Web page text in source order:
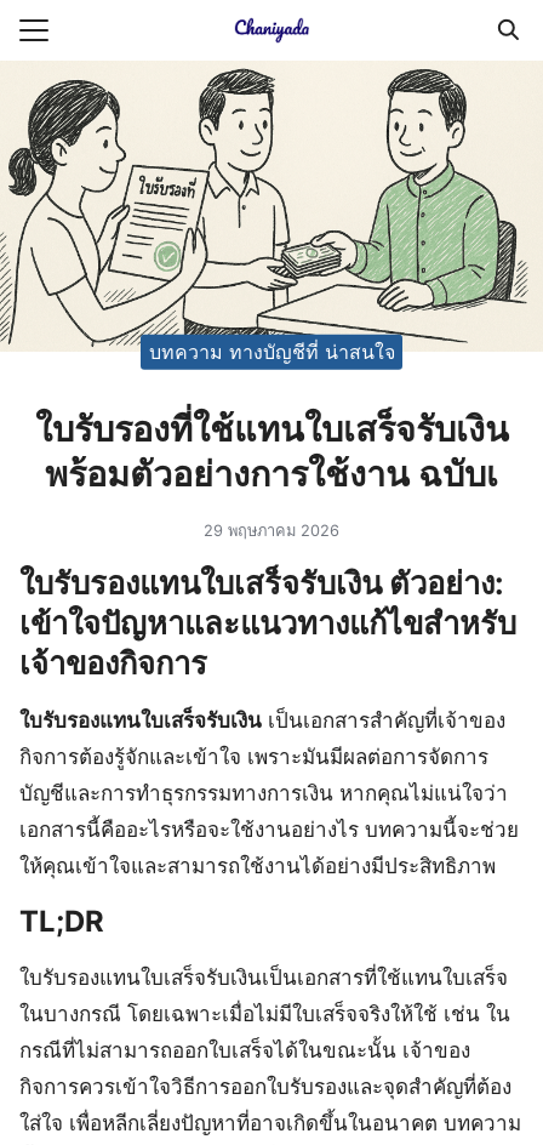
Skip
content
ยความเป็นส่วนตัว
ญชี (Accounting service)
ญชี (Accounting
for:
บทความ ทางบัญชีที่ น่าสนใจ
ใบรับรองที่ใช้แทนใบเสร็จรับเงิน
พร้อมตัวอย่างการใช้งาน ฉบับเ
29 พฤษภาคม 2026
ใบรับรองแทนใบเสร็จรับเงิน ตัวอย่าง:
เข้าใจปัญหาและแนวทางแก้ไขสำหรับ
เจ้าของกิจการ
ใบรับรองแทนใบเสร็จรับเงิน เป็นเอกสารสำคัญที่เจ้าของ
กิจการต้องรู้จักและเข้าใจ เพราะมันมีผลต่อการจัดการ
บัญชีและการทำธุรกรรมทางการเงิน หากคุณไม่แน่ใจว่า
เอกสารนี้คืออะไรหรือจะใช้งานอย่างไร บทความนี้จะช่วย
ให้คุณเข้าใจและสามารถใช้งานได้อย่างมีประสิทธิภาพ
TL;DR
ใบรับรองแทนใบเสร็จรับเงินเป็นเอกสารที่ใช้แทนใบเสร็จ
ในบางกรณี โดยเฉพาะเมื่อไม่มีใบเสร็จจริงให้ใช้ เช่น ใน
กรณีที่ไม่สามารถออกใบเสร็จได้ในขณะนั้น เจ้าของ
กิจการควรเข้าใจวิธีการออกใบรับรองและจุดสำคัญที่ต้อง
ใส่ใจ เพื่อหลีกเลี่ยงปัญหาที่อาจเกิดขึ้นในอนาคต บทความ